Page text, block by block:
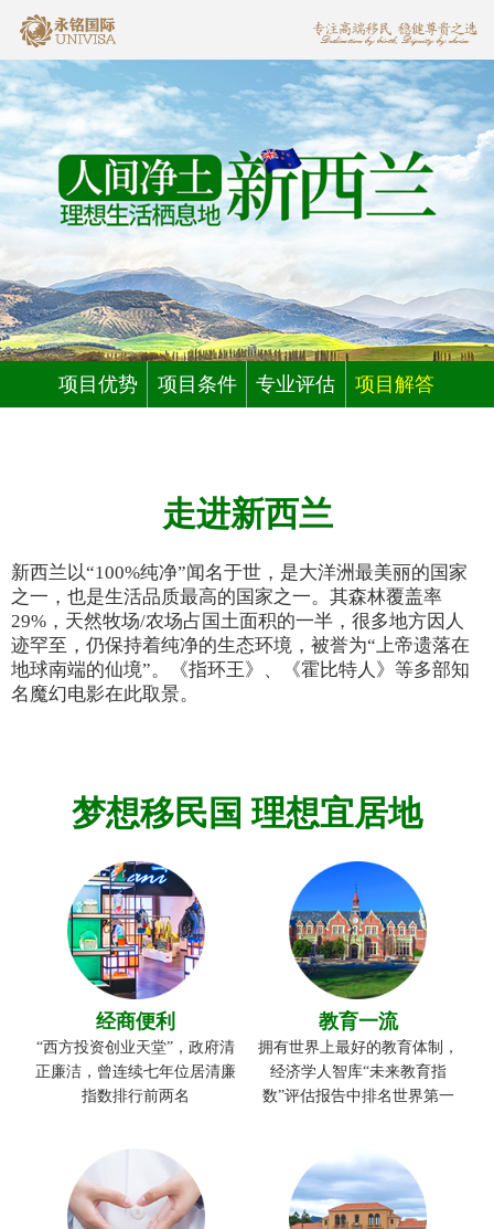
项目优势 项目条件 专业评估 项目解答
走进新西兰
新西兰以“100%纯净”闻名于世，是大洋洲最美丽的国家
之一，也是生活品质最高的国家之一。其森林覆盖率
29%，天然牧场/农场占国土面积的一半，很多地方因人
迹罕至，仍保持着纯净的生态环境，被誉为“上帝遗落在
地球南端的仙境”。《指环王》、《霍比特人》等多部知
名魔幻电影在此取景。
梦想移民国 理想宜居地
经商便利
“西方投资创业天堂”，政府清
正廉洁，曾连续七年位居清廉
指数排行前两名
教育一流
拥有世界上最好的教育体制，
经济学人智库“未来教育指
数”评估报告中排名世界第一